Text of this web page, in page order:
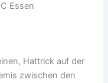
Essen
Hattrick auf der
zwischen den